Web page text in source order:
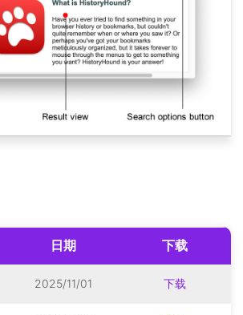
日期 下载
2025/11/01 下载